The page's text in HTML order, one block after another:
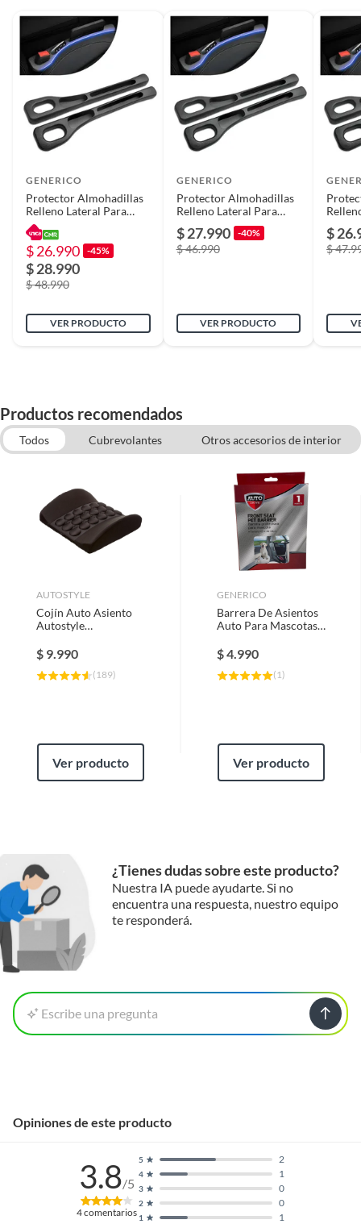
GENERICO
Protector Almohadillas
Relleno Lateral Para
Espacios Asiento
$ 26.990 -45%
$ 28.990
$ 48.990
VER PRODUCTO
GENERICO
Protector Almohadillas
Relleno Lateral Para
Espacios As 657
$ 27.990 -40%
$ 46.990
VER PRODUCTO
$
$
Productos recomendados
Todos Cubrevolantes
Otros accesorios de interior
Organizadores para autos
AUTOSTYLE
Cojín Auto Asiento
Autostyle
Ergonómico Negro
36x36 cm
$ 9.990
( 189)
Ver producto
GENERICO
Barrera De Asientos
Auto Para Mascotas
$4.990
( 1)
Ver producto
¿Tienes dudas sobre este producto?
Nuestra IA puede ayudarte. Si no
encuentra una respuesta, nuestro equipo
te responderá.
Escribe una pregunta
Opiniones de este producto
3.8/5
4comentarios 1 1
2 0
3 0
4 1
5 2